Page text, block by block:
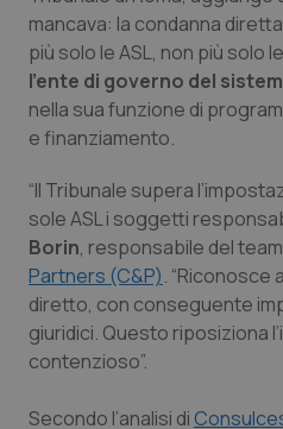
Liguria
Lombardia
Molise
Piemonte
Provincia Autonoma
Provincia Autonoma
Disturbi dell’umore
Dolore
Epatiti
HIV
Infezioni & Febbre
Ipertensione &
mancava: la condanna
più solo le ASL, non più solo
l’ente di governo del
nella sua funzione di
e finanziamento.
“Il Tribunale supera
sole ASL i soggetti
Borin, responsabile del
Partners (C&P). “Riconosce
diretto, con conseguente
giuridici. Questo riposiziona
contenzioso”.
Secondo l’analisi di